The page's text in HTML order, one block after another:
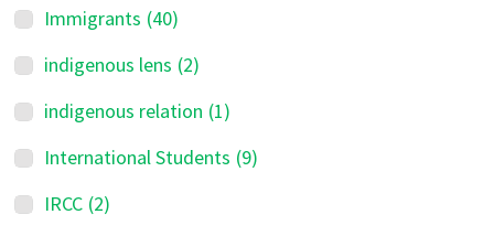
Immigrants (40)
indigenous lens (2)
indigenous relation (1)
International Students (9)
IRCC (2)